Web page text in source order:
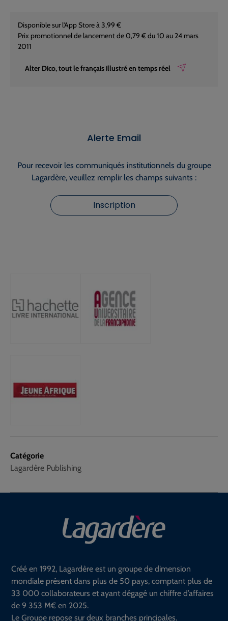
Catégorie
Lagardère Publishing
Disponible sur l'App Store à 3,99 €
Prix promotionnel de lancement de 0,79 € du 10 au 24 mars
2011
Alter Dico, tout le français illustré en temps réel
Alerte Email
Pour recevoir les communiqués institutionnels du groupe
Lagardère, veuillez remplir les champs suivants :
Inscription
Créé en 1992, Lagardère est un groupe de dimension
mondiale présent dans plus de 50 pays, comptant plus de
33 000 collaborateurs et ayant dégagé un chiffre d’affaires
de 9 353 M€ en 2025.
Le Groupe repose sur deux branches principales.